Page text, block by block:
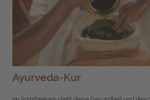
Ayurveda-Kur